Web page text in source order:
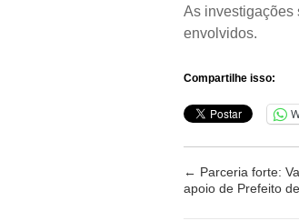
As investigações
envolvidos.
Compartilhe isso:
← Parceria forte:
apoio de Prefeito